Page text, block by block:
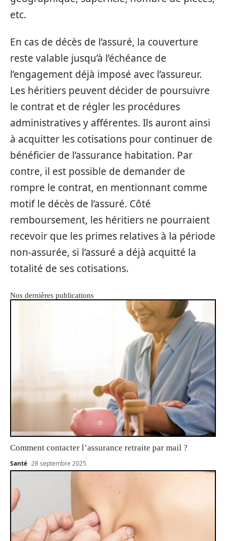
etc.
En cas de décès de l’assuré, la couverture
reste valable jusqu’à l’échéance de
l’engagement déjà imposé avec l’assureur.
Les héritiers peuvent décider de poursuivre
le contrat et de régler les procédures
administratives y afférentes. Ils auront ainsi
à acquitter les cotisations pour continuer de
bénéficier de l’assurance habitation. Par
contre, il est possible de demander de
rompre le contrat, en mentionnant comme
motif le décès de l’assuré. Côté
remboursement, les héritiers ne pourraient
recevoir que les primes relatives à la période
non-assurée, si l’assuré a déjà acquitté la
totalité de ses cotisations.
Nos dernières publications
Comment contacter l’assurance retraite par mail ?
Santé 28 septembre 2025